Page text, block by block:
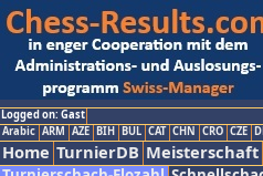
Logged on: Gast
Arabic ARM AZE BIH BUL CAT CHN CRO CZE
Home TurnierDB Meisterschaft